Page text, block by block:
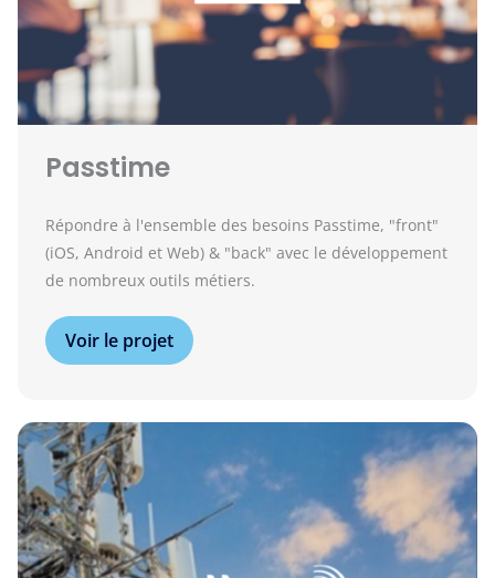
Passtime
Répondre à l'ensemble des besoins Passtime, "front"
(iOS, Android et Web) & "back" avec le développement
de nombreux outils métiers.
Voir le projet